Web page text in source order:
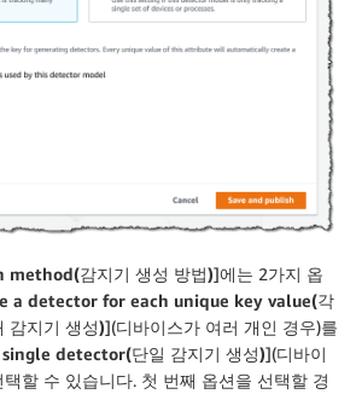
감지기 생성 방법)]에는 2가지 옵
a detector for each unique key value(각
감지기 생성)](디바이스가 여러 개인 경우)를
detector(단일 감지기 생성)](디바이
할 수 있습니다. 첫 번째 옵션을 선택할 경